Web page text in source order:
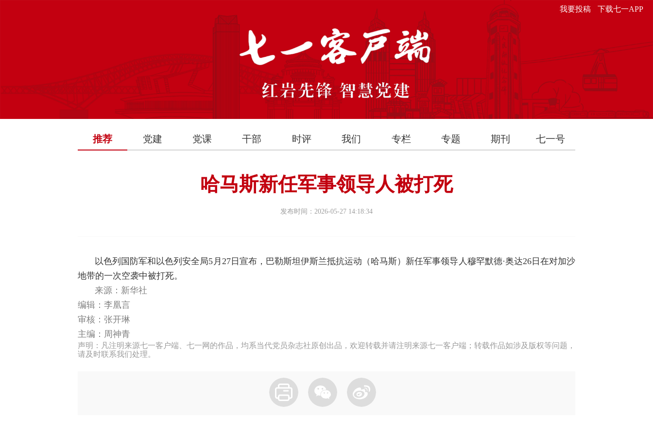
我要投稿 下载七一APP
推荐 党建 党课 干部 时评 我们 专栏 专题 期刊 七一号
哈马斯新任军事领导人被打死
发布时间：2026-05-27 14:18:34
以色列国防军和以色列安全局5月27日宣布，巴勒斯坦伊斯兰抵抗运动（哈马斯）新任军事领导人穆罕默德·奥达26日在对加沙
地带的一次空袭中被打死。
来源：新华社
编辑：李凰言
审核：张开琳
主编：周神青
声明：凡注明来源七一客户端、七一网的作品，均系当代党员杂志社原创出品，欢迎转载并请注明来源七一客户端；转载作品如涉及版权等问题，
请及时联系我们处理。